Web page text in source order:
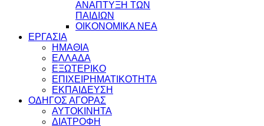
ΑΝΑΠΤΥΞΗ ΤΩΝ
ΠΑΙΔΙΩΝ
ΟΙΚΟΝΟΜΙΚΑ ΝΕΑ
ΕΡΓΑΣΙΑ
ΗΜΑΘΙΑ
ΕΛΛΑΔΑ
ΕΞΩΤΕΡΙΚΟ
ΕΠΙΧΕΙΡΗΜΑΤΙΚΟΤΗΤΑ
ΕΚΠΑΙΔΕΥΣΗ
ΟΔΗΓΟΣ ΑΓΟΡΑΣ
ΑΥΤΟΚΙΝΗΤΑ
ΔΙΑΤΡΟΦΗ